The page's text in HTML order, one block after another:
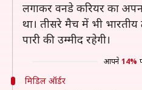
लगाकर वनडे करियर का
था। तीसरे मैच में भी
पारी की उम्मीद रहेगी।
आपने 14%
मिडिल ऑर्डर